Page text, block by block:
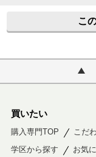
こ
買いたい
購入専門TOP こだ
学区から探す
お気